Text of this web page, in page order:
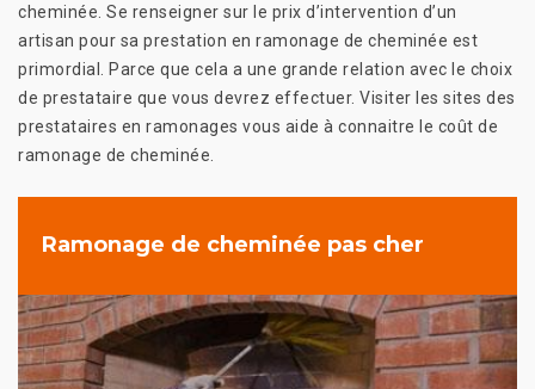
cheminée. Se renseigner sur le prix d’intervention d’un
artisan pour sa prestation en ramonage de cheminée est
primordial. Parce que cela a une grande relation avec le choix
de prestataire que vous devrez effectuer. Visiter les sites des
prestataires en ramonages vous aide à connaitre le coût de
ramonage de cheminée.
Ramonage de cheminée pas cher